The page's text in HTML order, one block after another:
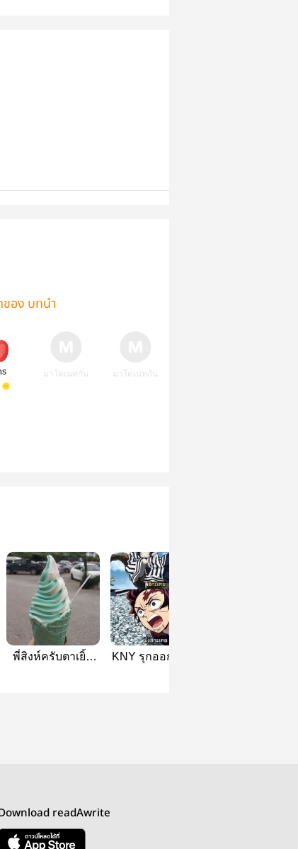
อง บทนำ
มาโดเนทกัน มาโดเนทกัน
พี่สิงห์ครับตาเยิ้ม
KNY รุกออกสาว❤
readAwrite